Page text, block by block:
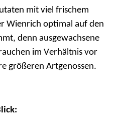
mit viel frischem
Wienrich optimal auf den
denn ausgewachsene
im Verhältnis vor
größeren Artgenossen.